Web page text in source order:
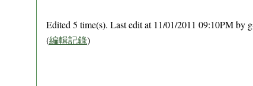
Edited 5 time(s). Last edit at 11/01/2011 09:10PM by
(編輯記錄)